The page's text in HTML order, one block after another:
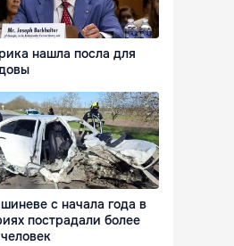
нашла посла для
с начала года в
пострадали более